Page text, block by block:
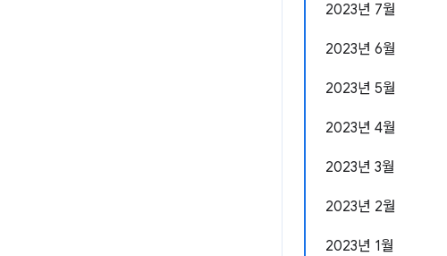
2023년 7월
2023년 6월
2023년 5월
2023년 4월
2023년 3월
2023년 2월
2023년 1월